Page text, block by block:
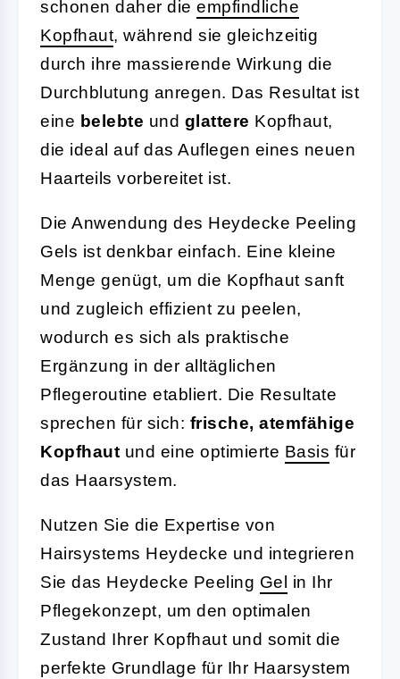
schonen daher die empfindliche
Kopfhaut, während sie gleichzeitig
durch ihre massierende Wirkung die
Durchblutung anregen. Das Resultat ist
eine belebte und glattere Kopfhaut,
die ideal auf das Auflegen eines neuen
Haarteils vorbereitet ist.
Die Anwendung des Heydecke Peeling
Gels ist denkbar einfach. Eine kleine
Menge genügt, um die Kopfhaut sanft
und zugleich effizient zu peelen,
wodurch es sich als praktische
Ergänzung in der alltäglichen
Pflegeroutine etabliert. Die Resultate
sprechen für sich: frische, atemfähige
Kopfhaut und eine optimierte Basis für
das Haarsystem.
Nutzen Sie die Expertise von
Hairsystems Heydecke und integrieren
Sie das Heydecke Peeling Gel
in Ihr
Pflegekonzept, um den optimalen
Zustand Ihrer Kopfhaut und somit die
perfekte Grundlage für Ihr Haarsystem